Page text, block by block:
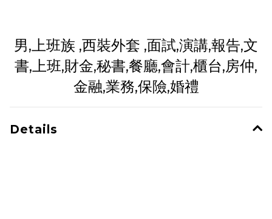
男,上班族 ,西裝外套 ,面試,演講,報告,文
書,上班,財金,秘書,餐廳,會計,櫃台,房仲,
金融,業務,保險,婚禮
Details